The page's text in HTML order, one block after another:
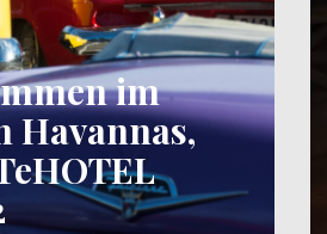
im
Havannas,